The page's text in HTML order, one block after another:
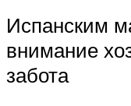
Испанским
внимание
забота